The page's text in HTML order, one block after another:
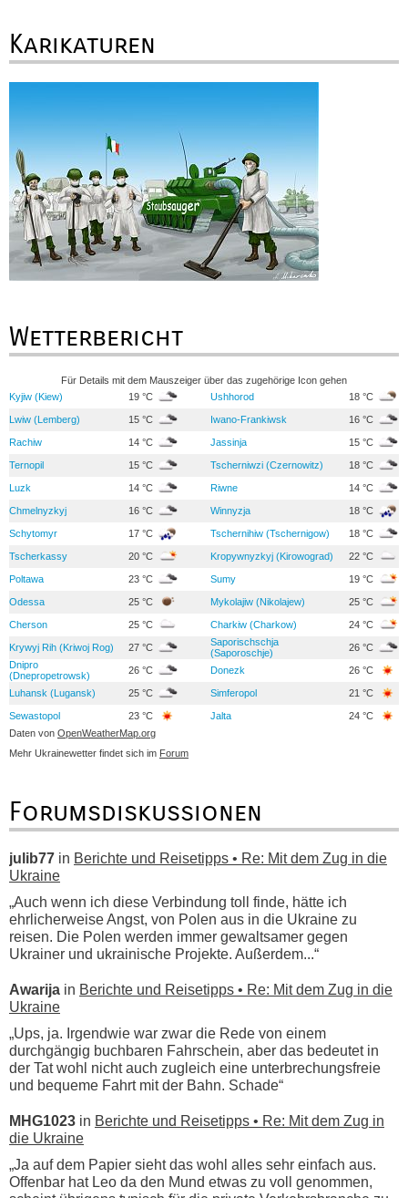
Karikaturen
Wetterbericht
Für Details mit dem Mauszeiger über das zugehörige Icon gehen
Kyjiw (Kiew)
19 °C Ushhorod 18 °C
Lwiw (Lemberg) 15 °C Iwano-Frankiwsk 16 °C
Rachiw 14 °C Jassinja 15 °C
Ternopil 15 °C Tscherniwzi (Czernowitz) 18 °C
Luzk 14 °C Riwne 14 °C
Chmelnyzkyj 16 °C Winnyzja 18 °C
Schytomyr 17 °C Tschernihiw (Tschernigow) 18 °C
Tscherkassy 20 °C Kropywnyzkyj (Kirowograd) 22 °C
Poltawa 23 °C Sumy 19 °C
Odessa 25 °C Mykolajiw (Nikolajew) 25 °C
Cherson 25 °C Charkiw (Charkow) 24 °C
Krywyj Rih (Kriwoj Rog) 27 °C
Saporischschja
(Saporoschje)
26 °C
Dnipro
(Dnepropetrowsk)
26 °C Donezk 26 °C
Luhansk (Lugansk) 25 °C Simferopol 21 °C
Sewastopol 23 °C Jalta
24 °C
Daten von OpenWeatherMap.org
Mehr Ukrainewetter findet sich im Forum
Forumsdiskussionen
julib77 in Berichte und Reisetipps • Re: Mit dem Zug in die
Ukraine
„Auch wenn ich diese Verbindung toll finde, hätte ich
ehrlicherweise Angst, von Polen aus in die Ukraine zu
reisen. Die Polen werden immer gewaltsamer gegen
Ukrainer und ukrainische Projekte. Außerdem...“
Awarija in Berichte und Reisetipps • Re: Mit dem Zug in die
Ukraine
„Ups, ja. Irgendwie war zwar die Rede von einem
durchgängig buchbaren Fahrschein, aber das bedeutet in
der Tat wohl nicht auch zugleich eine unterbrechungsfreie
und bequeme Fahrt mit der Bahn. Schade“
MHG1023 in Berichte und Reisetipps • Re: Mit dem Zug in
die Ukraine
„Ja auf dem Papier sieht das wohl alles sehr einfach aus.
Offenbar hat Leo da den Mund etwas zu voll genommen,